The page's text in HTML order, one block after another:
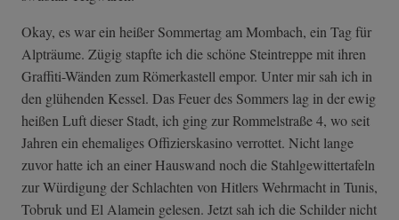
Okay, es war ein heißer Sommertag am Mombach, ein Tag für
Alpträume. Zügig stapfte ich die schöne Steintreppe mit ihren
Graffiti-Wänden zum Römerkastell empor. Unter mir sah ich in
den glühenden Kessel. Das Feuer des Sommers lag in der ewig
heißen Luft dieser Stadt, ich ging zur Rommelstraße 4, wo seit
Jahren ein ehemaliges Offizierskasino verrottet. Nicht lange
zuvor hatte ich an einer Hauswand noch die Stahlgewittertafeln
zur Würdigung der Schlachten von Hitlers Wehrmacht in Tunis,
Tobruk und El Alamein gelesen. Jetzt sah ich die Schilder nicht